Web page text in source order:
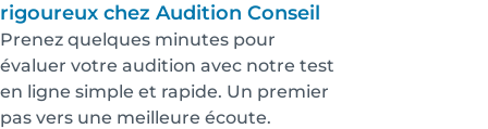
rigoureux chez Audition Conseil
Prenez quelques minutes pour
évaluer votre audition avec notre test
en ligne simple et rapide. Un premier
pas vers une meilleure écoute.